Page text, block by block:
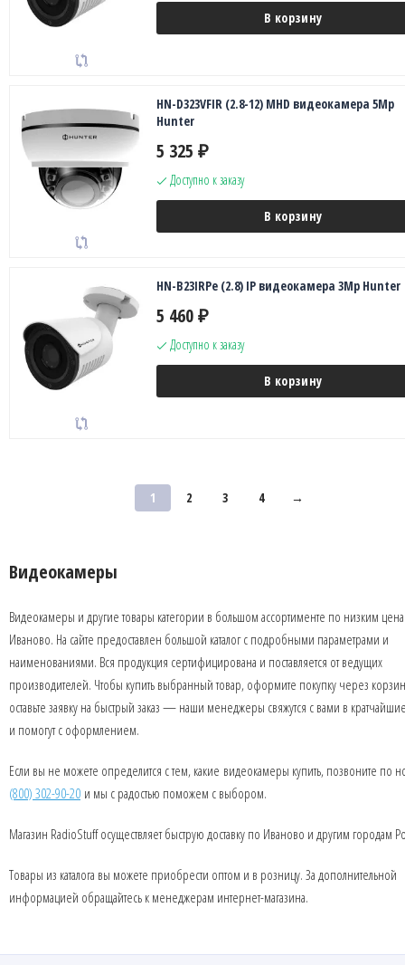
В корзину
HN-D323VFIR (2.8-12) MHD видеокамера 5Mp
Hunter
5 325 ₽
Доступно к заказу
В корзину
HN-B23IRPe (2.8) IP видеокамера 3Mp Hunter
5 460 ₽
Доступно к заказу
В корзину
1 2 3 4 →
Видеокамеры
Видеокамеры и другие товары категории в большом ассортименте по низким
Иваново. На сайте предоставлен большой каталог с подробными параметрами и
наименованиями. Вся продукция сертифицирована и поставляется от ведущих
производителей. Чтобы купить выбранный товар, оформите покупку через
оставьте заявку на быстрый заказ — наши менеджеры свяжутся с вами в
и помогут с оформлением.
Если вы не можете определится с тем, какие видеокамеры купить, позвоните по
(800) 302-90-20 и мы с радостью поможем с выбором.
Магазин RadioStuff осуществляет быструю доставку по Иваново и другим городам
Товары из каталога вы можете приобрести оптом и в розницу. За дополнительной
информацией обращайтесь к менеджерам интернет-магазина.